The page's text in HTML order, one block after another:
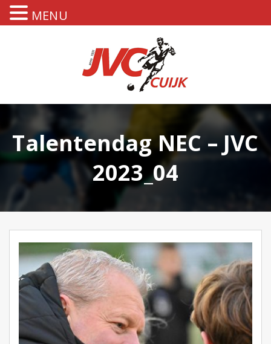
Talentendag NEC – JVC
2023_04
MENU